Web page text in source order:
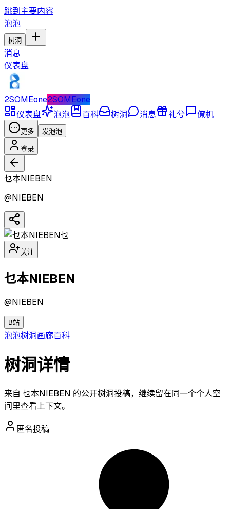
跳到主要内容
泡泡
树洞
消息
仪表盘
2SOMEone2SOMEone
仪表盘
泡泡 百科 树洞 消息 礼兮 僚机
更多 发泡泡
登录
乜本NIEBEN
@NIEBEN
乜
关注
乜本NIEBEN
@NIEBEN
B站
泡泡树洞画廊百科
树洞详情
来自 乜本NIEBEN 的公开树洞投稿，继续留在同一个个人空
间里查看上下文。
匿名投稿